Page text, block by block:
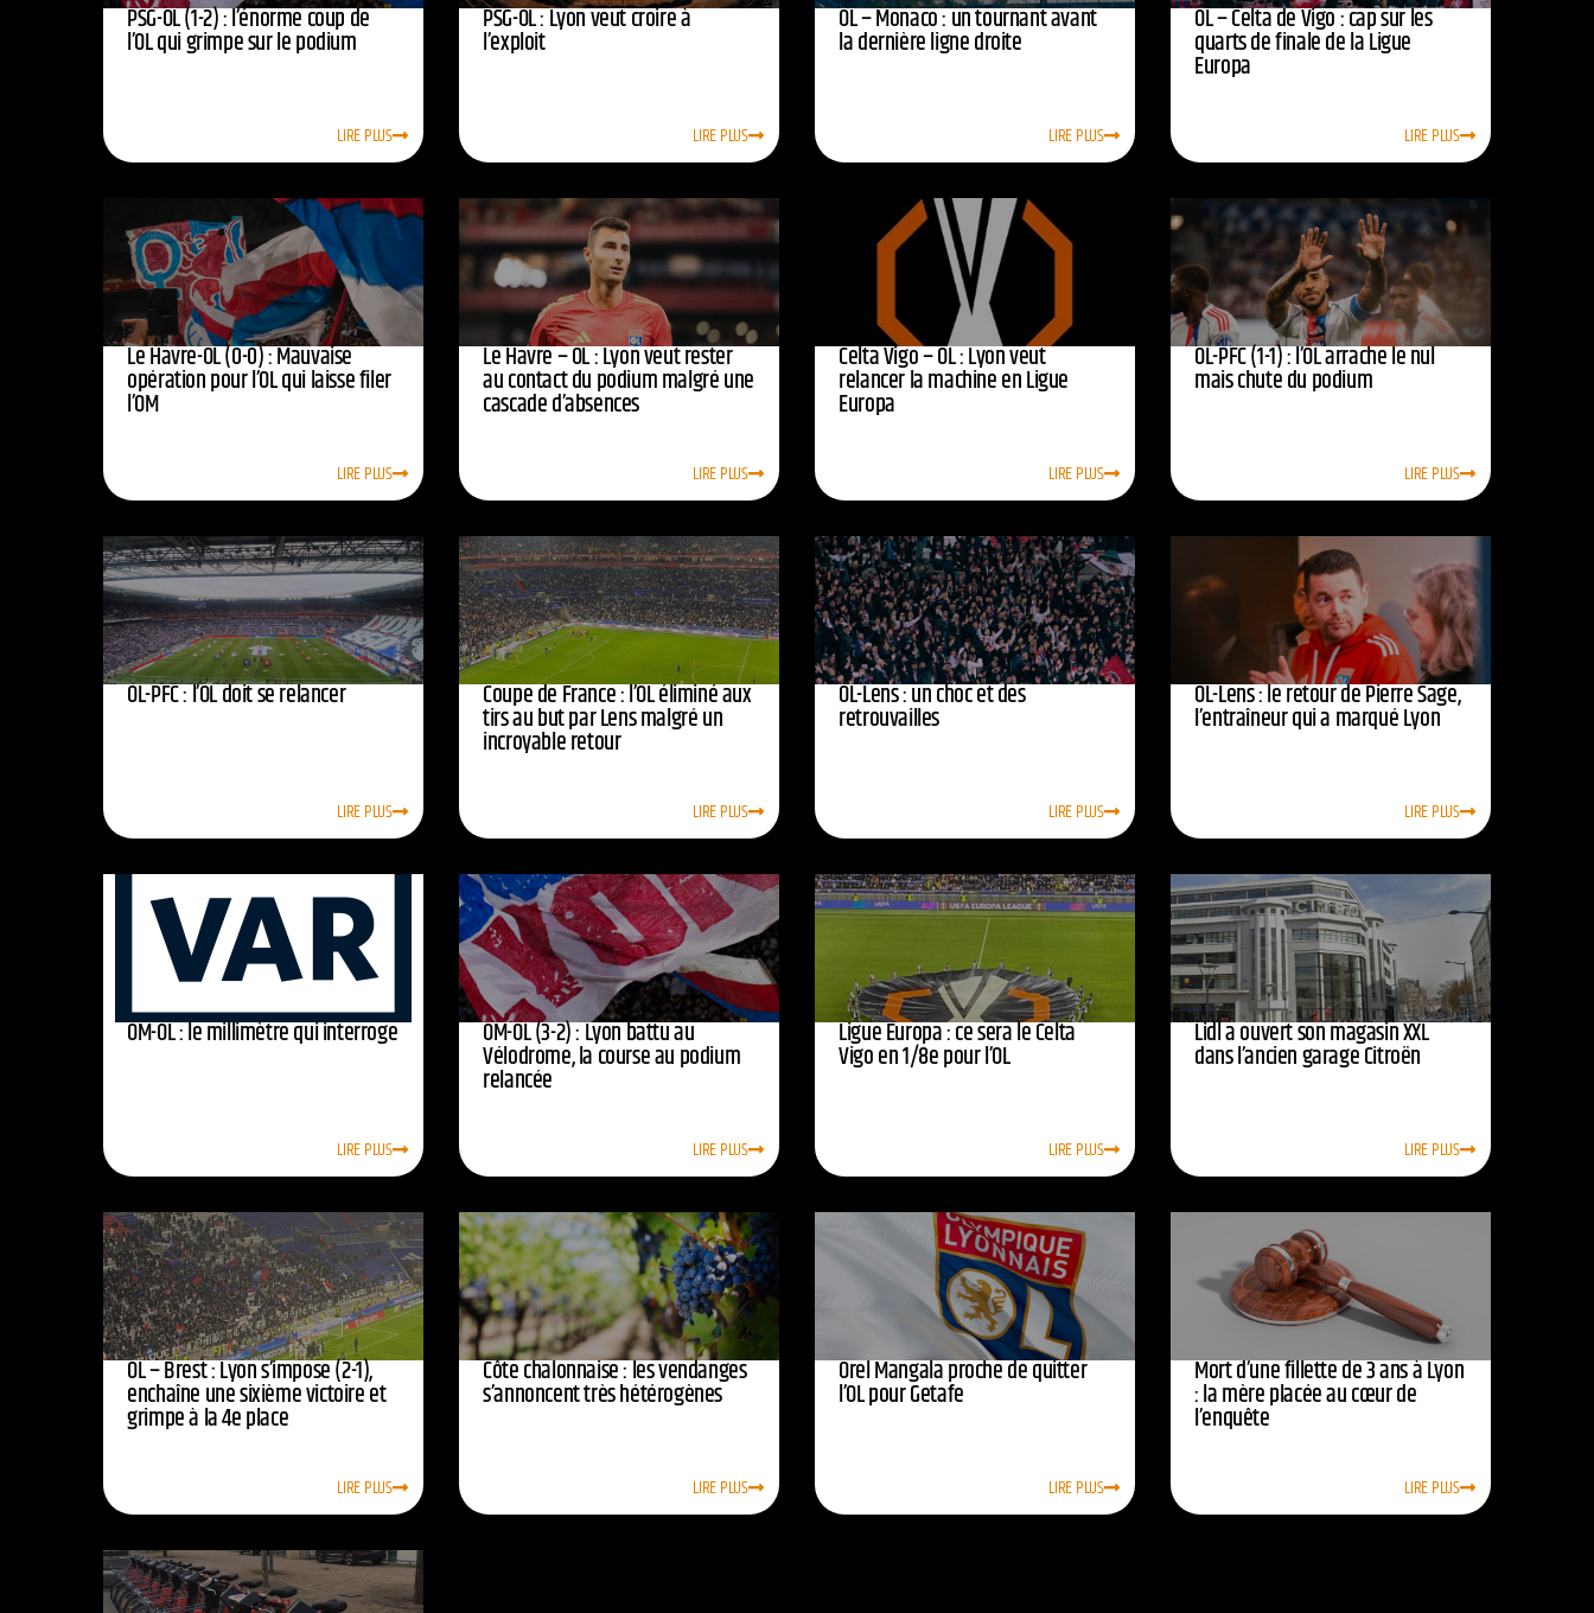
PSG-OL (1-2) : l’énorme coup de
l’OL qui grimpe sur le podium
LIRE PLUS
PSG-OL : Lyon veut croire à
l’exploit
LIRE PLUS
OL – Monaco : un tournant avant
la dernière ligne droite
LIRE PLUS
OL – Celta de Vigo : cap sur les
quarts de finale de la Ligue
Europa
LIRE PLUS
Le Havre-OL (0-0) : Mauvaise
opération pour l’OL qui laisse filer
l’OM
LIRE PLUS
Le Havre – OL : Lyon veut rester
au contact du podium malgré une
cascade d’absences
LIRE PLUS
Celta Vigo – OL : Lyon veut
relancer la machine en Ligue
Europa
LIRE PLUS
OL-PFC (1-1) : l’OL arrache le nul
mais chute du podium
LIRE PLUS
OL-PFC : l’OL doit se relancer
LIRE PLUS
Coupe de France : l’OL éliminé aux
tirs au but par Lens malgré un
incroyable retour
LIRE PLUS
OL-Lens : un choc et des
retrouvailles
LIRE PLUS
OL-Lens : le retour de Pierre Sage,
l’entraîneur qui a marqué Lyon
LIRE PLUS
OM-OL : le millimètre qui interroge
LIRE PLUS
OM-OL (3-2) : Lyon battu au
Vélodrome, la course au podium
relancée
LIRE PLUS
Ligue Europa : ce sera le Celta
Vigo en 1/8e pour l’OL
LIRE PLUS
Lidl a ouvert son magasin XXL
dans l’ancien garage Citroën
LIRE PLUS
OL – Brest : Lyon s’impose (2-1),
enchaîne une sixième victoire et
grimpe à la 4e place
LIRE PLUS
Côte chalonnaise : les vendanges
s’annoncent très hétérogènes
LIRE PLUS
Orel Mangala proche de quitter
l’OL pour Getafe
LIRE PLUS
Mort d’une fillette de 3 ans à Lyon
: la mère placée au cœur de
l’enquête
LIRE PLUS